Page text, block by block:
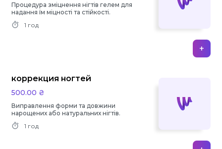
Процедура зміцнення нігтів гелем для
надання їм міцності та стійкості.
1 год
+
коррекция ногтей
500.00 ₴
Виправлення форми та довжини
нарощених або натуральних нігтів.
1 год